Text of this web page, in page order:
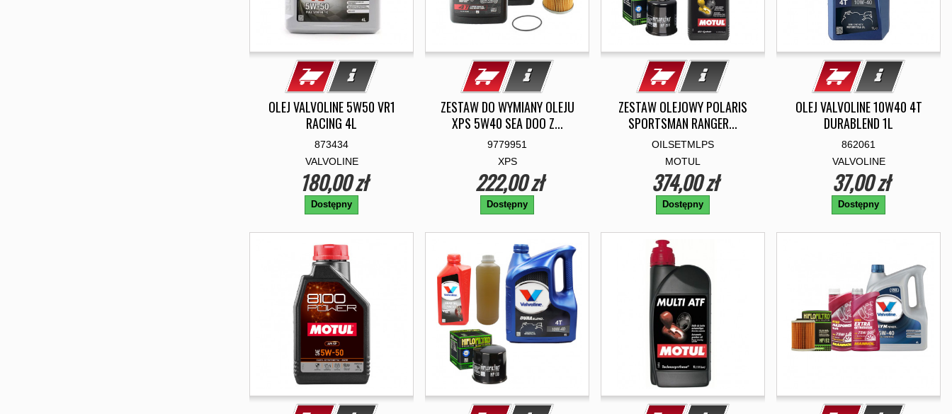
OLEJ VALVOLINE 5W50 VR1
RACING 4L
873434
VALVOLINE
180,00 zł
Dostępny
ZESTAW DO WYMIANY OLEJU
XPS 5W40 SEA DOO Z...
9779951
XPS
222,00 zł
Dostępny
ZESTAW OLEJOWY POLARIS
SPORTSMAN RANGER...
OILSETMLPS
MOTUL
374,00 zł
Dostępny
OLEJ VALVOLINE 10W40 4T
DURABLEND 1L
862061
VALVOLINE
37,00 zł
Dostępny